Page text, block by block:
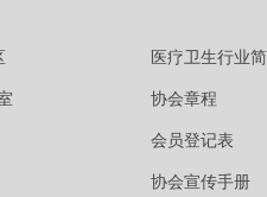
医疗卫生行业
协会章程
会员登记表
协会宣传手册